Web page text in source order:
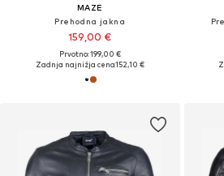
MAZE
Prehodna jakna
159,00 €
Prvotno: 199,00 €
Zadnja najnižja cena152,10 €